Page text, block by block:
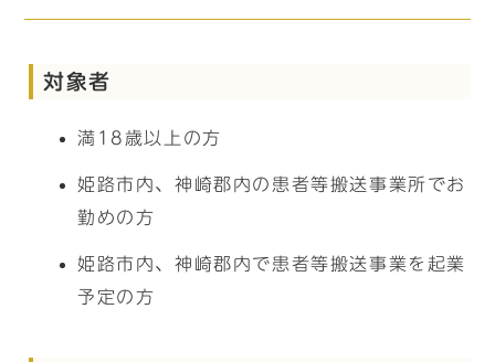
対象者
満18歳以上の方
姫路市内、神崎郡内の患者等搬送事業所でお
勤めの方
姫路市内、神崎郡内で患者等搬送事業を起業
予定の方